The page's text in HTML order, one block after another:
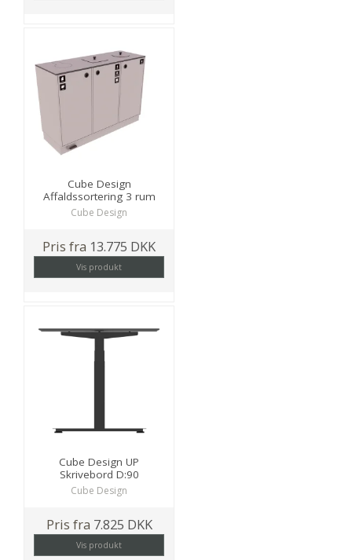
Cube Design
Affaldssortering 3 rum
Cube Design
Pris fra 13.775 DKK
Vis produkt
Cube Design UP
Skrivebord D:90
Cube Design
Pris fra 7.825 DKK
Vis produkt